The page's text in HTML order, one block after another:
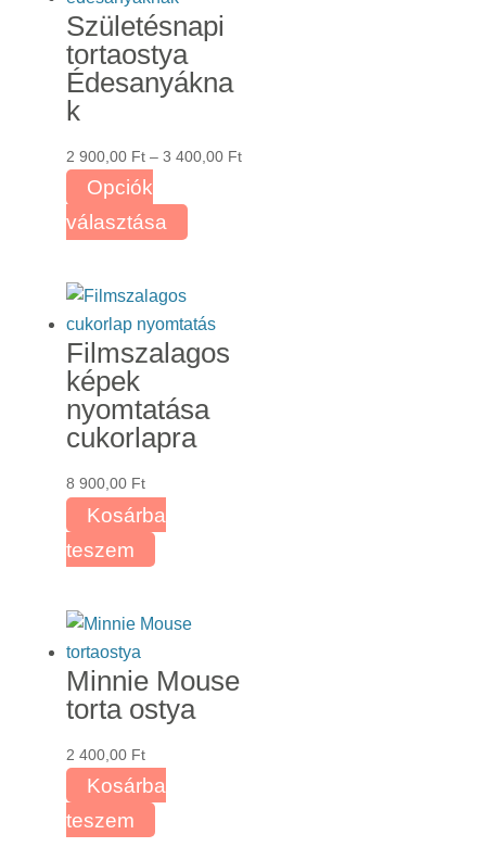
Születésnapi
tortaostya
Édesanyákna
k
2 900,00 Ft – 3 400,00 FtÁrtartomány:
Opciók
választása
több
variációja
van.
változatok
a
Filmszalagos
képek
nyomtatása
cukorlapra
8 900,00 Ft
Kosárba
teszem
Minnie Mouse
torta ostya
2 400,00 Ft
Kosárba
teszem